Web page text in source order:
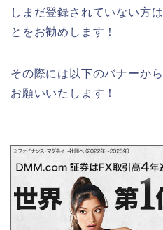
しまだ登録されていない方
とをお勧めします！
その際には以下のバナーか
お願いいたします！